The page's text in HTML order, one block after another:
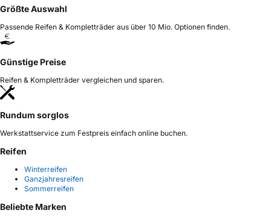
Größte Auswahl
Passende Reifen & Kompletträder aus über 10 Mio. Optionen finden.
Günstige Preise
Reifen & Kompletträder vergleichen und sparen.
Rundum sorglos
Werkstattservice zum Festpreis einfach online buchen.
Reifen
Winterreifen
Ganzjahresreifen
Sommerreifen
Beliebte Marken